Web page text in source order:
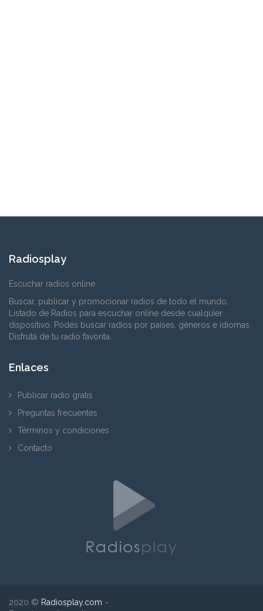
Radiosplay
Escuchar radios online
Buscar, publicar y promocionar radios de todo el mundo.
Listado de Radios para escuchar online desde cualquier
dispositivo. Podés buscar radios por países, géneros e idiomas.
Disfrutá de tu radio favorita.
Enlaces
Publicar radio gratis
Preguntas frecuentes
Términos y condiciones
Contacto
2020 © Radiosplay.com ~